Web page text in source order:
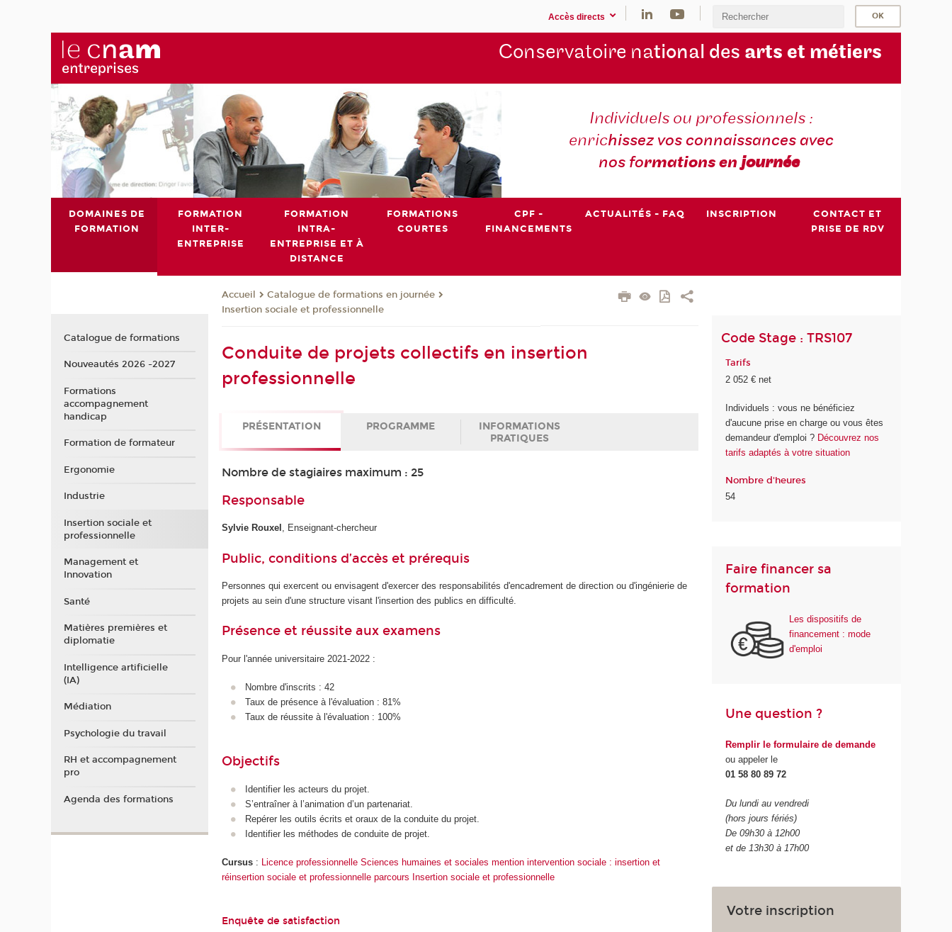
Accès directs
Conservatoire national des arts et métiers
Individuels ou professionnels :
enrichissez vos connaissances avec
nos formations enjournée
DOMAINES DE
FORMATION
FORMATION
INTER-
ENTREPRISE
FORMATION
INTRA-
ENTREPRISE ET À
DISTANCE
FORMATIONS
COURTES
CPF -
FINANCEMENTS
ACTUALITÉS - FAQ INSCRIPTION
CONTACT ET
PRISE DE RDV
Accueil
Catalogue de formations en journée
Insertion sociale et professionnelle
Conduite de projets collectifs en insertion
professionnelle
PRÉSENTATION PROGRAMME
INFORMATIONS
PRATIQUES
Nombre de stagiaires maximum : 25
Responsable
Sylvie Rouxel , Enseignant-chercheur
Public, conditions d’accès et prérequis
Personnes qui exercent ou envisagent d'exercer des responsabilités d'encadrement de direction ou d'ingénierie de
projets au sein d'une structure visant l'insertion des publics en difficulté.
Présence et réussite aux examens
Pour l'année universitaire 2021-2022 :
Nombre d'inscrits : 42
Taux de présence à l'évaluation : 81%
Taux de réussite à l'évaluation : 100%
Objectifs
Identifier les acteurs du projet.
S’entraîner à l’animation d’un partenariat.
Repérer les outils écrits et oraux de la conduite du projet.
Identifier les méthodes de conduite de projet.
Cursus : Licence professionnelle Sciences humaines et sociales mention intervention sociale : insertion et
réinsertion sociale et professionnelle parcours Insertion sociale et professionnelle
Enquête de satisfaction
Code Stage : TRS107
Tarifs
2 052 € net
Individuels : vous ne bénéficiez
d'aucune prise en charge ou vous êtes
demandeur d'emploi ? Découvrez nos
tarifs adaptés à votre situation
Nombre d'heures
54
Faire financer sa
formation
Les dispositifs de
financement : mode
d'emploi
Une question ?
Remplir le formulaire de demande
ou appeler le
01 58 80 89 72
Du lundi au vendredi
(hors jours fériés)
De 09h30 à 12h00
et de 13h30 à 17h00
Votre inscription
Catalogue de formations
Nouveautés 2026 -2027
Formations
accompagnement
handicap
Formation de formateur
Ergonomie
Industrie
Insertion sociale et
professionnelle
Management et
Innovation
Santé
Matières premières et
diplomatie
Intelligence artificielle
(IA)
Médiation
Psychologie du travail
RH et accompagnement
pro
Agenda des formations